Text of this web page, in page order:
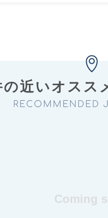
の近いオスス
RECOMMENDED
Coming